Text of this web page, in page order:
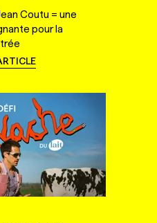
Coutu = une
pour la